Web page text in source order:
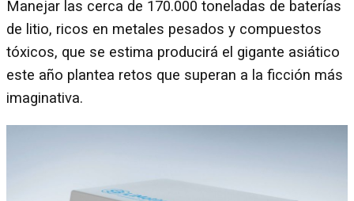
Manejar las cerca de 170.000 toneladas de baterías
de litio, ricos en metales pesados y compuestos
tóxicos, que se estima producirá el gigante asiático
este año plantea retos que superan a la ficción más
imaginativa.